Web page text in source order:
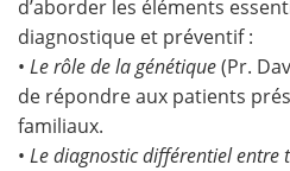
d’aborder les éléments
diagnostique et préventif :
• Le rôle de la génétique(Pr.
de répondre aux patients
familiaux.
• Le diagnostic différentiel entre